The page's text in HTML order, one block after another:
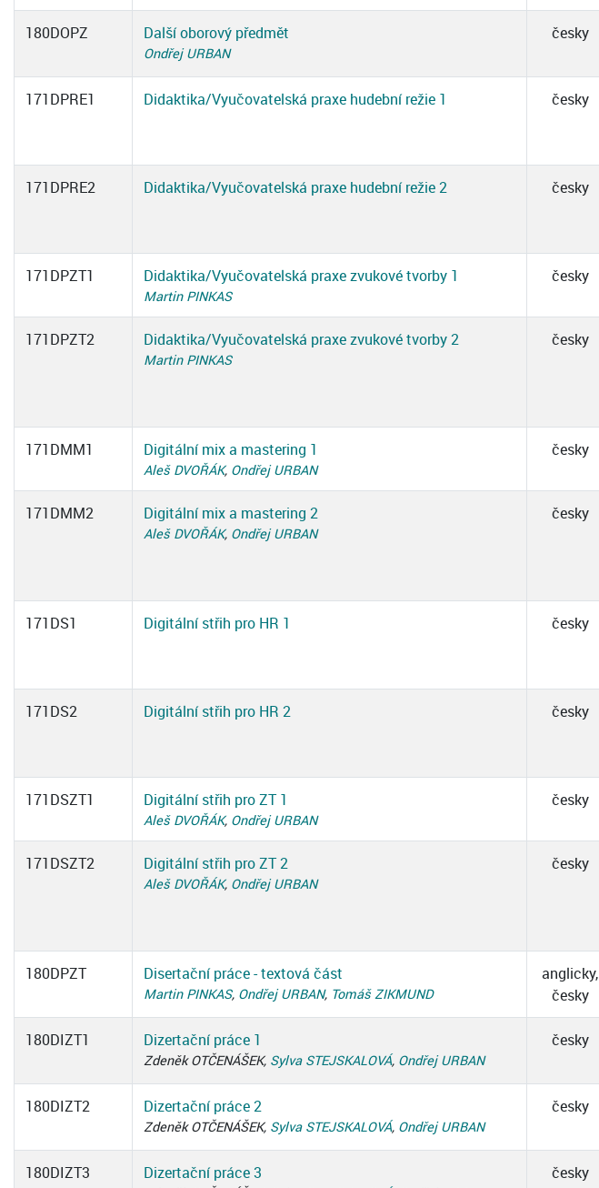
180DOPZ Další oborový předmět
Ondřej URBAN
česky
171DPRE1 Didaktika/Vyučovatelská praxe hudební režie 1 česky
171DPRE2 Didaktika/Vyučovatelská praxe hudební režie 2 česky
171DPZT1 Didaktika/Vyučovatelská praxe zvukové tvorby 1
Martin PINKAS
česky
171DPZT2 Didaktika/Vyučovatelská praxe zvukové tvorby 2
Martin PINKAS
česky
171DMM1 Digitální mix a mastering 1
Aleš DVOŘÁK, Ondřej URBAN
česky
171DMM2 Digitální mix a mastering 2
Aleš DVOŘÁK, Ondřej URBAN
česky
171DS1 Digitální střih pro HR 1 česky
171DS2 Digitální střih pro HR 2 česky
171DSZT1 Digitální střih pro ZT 1
Aleš DVOŘÁK, Ondřej URBAN
česky
171DSZT2 Digitální střih pro ZT 2
Aleš DVOŘÁK, Ondřej URBAN
česky
180DPZT Disertační práce - textová část
Martin PINKAS, Ondřej URBAN, Tomáš ZIKMUND
anglicky,
česky
180DIZT1 Dizertační práce 1
Zdeněk OTČENÁŠEK, Sylva STEJSKALOVÁ, Ondřej URBAN
česky
180DIZT2 Dizertační práce 2
Zdeněk OTČENÁŠEK, Sylva STEJSKALOVÁ, Ondřej URBAN
česky
180DIZT3 Dizertační práce 3 česky